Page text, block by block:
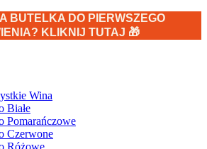
BUTELKA DO PIERWSZEGO
KLIKNIJ TUTAJ 🎁
Wina
Białe
Pomarańczowe
Czerwone
Różowe